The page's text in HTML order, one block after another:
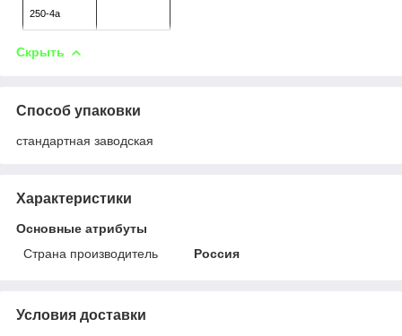
250-4а
Скрыть
Способ упаковки
стандартная заводская
Характеристики
Основные атрибуты
Страна производитель
Россия
Условия доставки